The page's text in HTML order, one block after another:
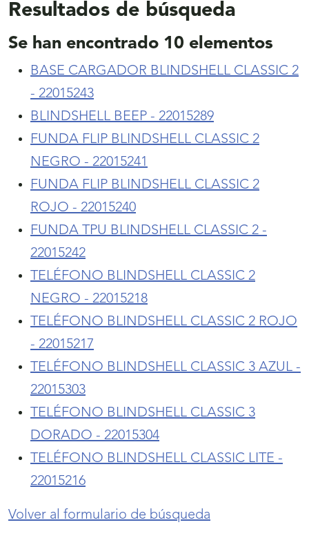
Resultados de búsqueda
Se han encontrado 10 elementos
BASE CARGADOR BLINDSHELL CLASSIC 2
- 22015243
BLINDSHELL BEEP - 22015289
FUNDA FLIP BLINDSHELL CLASSIC 2
NEGRO - 22015241
FUNDA FLIP BLINDSHELL CLASSIC 2
ROJO - 22015240
FUNDA TPU BLINDSHELL CLASSIC 2 -
22015242
TELÉFONO BLINDSHELL CLASSIC 2
NEGRO - 22015218
TELÉFONO BLINDSHELL CLASSIC 2 ROJO
- 22015217
TELÉFONO BLINDSHELL CLASSIC 3 AZUL -
22015303
TELÉFONO BLINDSHELL CLASSIC 3
DORADO - 22015304
TELÉFONO BLINDSHELL CLASSIC LITE -
22015216
Volver al formulario de búsqueda